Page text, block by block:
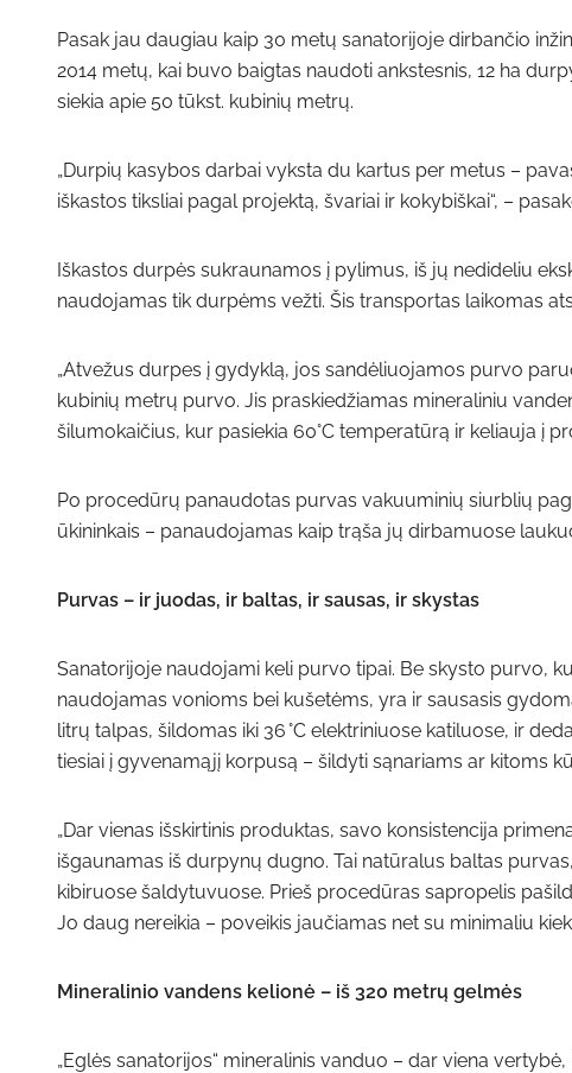
Pasak jau daugiau kaip 30 metų sanatorijoje dirbančio
2014 metų, kai buvo baigtas naudoti ankstesnis, 12 ha
siekia apie 50 tūkst. kubinių metrų.
„Durpių kasybos darbai vyksta du kartus per metus –
iškastos tiksliai pagal projektą, švariai ir kokybiškai“, –
Iškastos durpės sukraunamos į pylimus, iš jų nedideliu
naudojamas tik durpėms vežti. Šis transportas laikomas
„Atvežus durpes į gydyklą, jos sandėliuojamos purvo
kubinių metrų purvo. Jis praskiedžiamas mineraliniu
šilumokaičius, kur pasiekia 60°C temperatūrą ir keliauja į
Po procedūrų panaudotas purvas vakuuminių siurblių
ūkininkais – panaudojamas kaip trąša jų dirbamuose
Purvas – ir juodas, ir baltas, ir sausas, ir skystas
Sanatorijoje naudojami keli purvo tipai. Be skysto purvo,
naudojamas vonioms bei kušetėms, yra ir sausasis
litrų talpas, šildomas iki 36 °C elektriniuose katiluose, ir
tiesiai į gyvenamąjį korpusą – šildyti sąnariams ar kitoms
„Dar vienas išskirtinis produktas, savo konsistencija
išgaunamas iš durpynų dugno. Tai natūralus baltas
kibiruose šaldytuvuose. Prieš procedūras sapropelis
Jo daug nereikia – poveikis jaučiamas net su minimaliu
Mineralinio vandens kelionė – iš 320 metrų gelmės
„Eglės sanatorijos“ mineralinis vanduo – dar viena